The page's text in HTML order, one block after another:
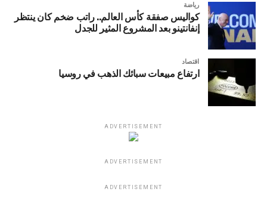
رياضة
كواليس صفقة كأس العالم.. راتب ضخم كان ينتظر
إنفانتينو بعد المشروع المثير للجدل
اقتصاد
ارتفاع مبيعات سبائك الذهب في روسيا
ADVERTISEMENT
ADVERTISEMENT
ADVERTISEMENT